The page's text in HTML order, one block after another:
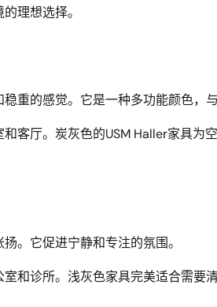
理想选择。
重的感觉。它是一种多功能颜色，
客厅。炭灰色的USM Haller家具为
。它促进宁静和专注的氛围。
和诊所。浅灰色家具完美适合需要